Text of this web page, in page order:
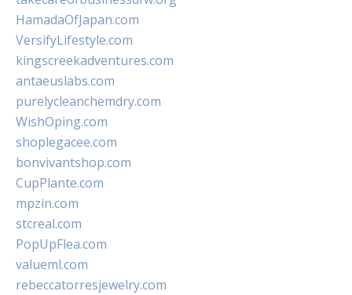
HamadaOfJapan.com
VersifyLifestyle.com
kingscreekadventures.com
antaeuslabs.com
purelycleanchemdry.com
WishOping.com
shoplegacee.com
bonvivantshop.com
CupPlante.com
mpzin.com
stcreal.com
PopUpFlea.com
valueml.com
rebeccatorresjewelry.com